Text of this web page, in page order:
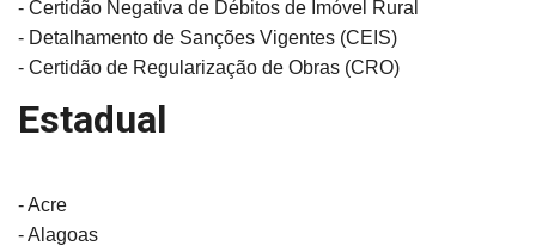
- Certidão Negativa de Débitos de Imóvel Rural
- Detalhamento de Sanções Vigentes (CEIS)
- Certidão de Regularização de Obras (CRO)
Estadual
- Acre
- Alagoas